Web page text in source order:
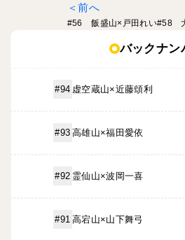
前へ
#56 飯盛山×戸田れい#58
バックナン
#94 虚空蔵山×近藤頌利
#93 高雄山×福田愛依
#92 霊仙山×波岡一喜
#91 高宕山×山下舞弓